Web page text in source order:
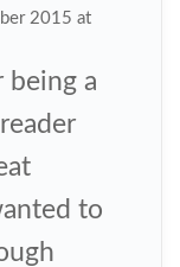
2015 at
being a
to